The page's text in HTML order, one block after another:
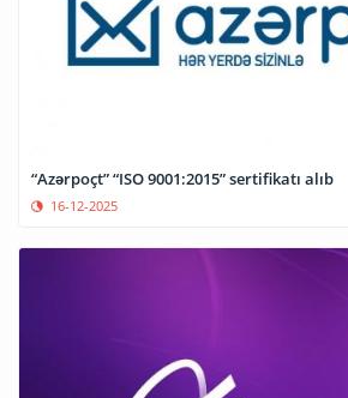
“Azərpoçt” “ISO 9001:2015” sertifikatı alıb
16-12-2025